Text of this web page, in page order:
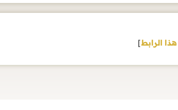
هذا الرابط]